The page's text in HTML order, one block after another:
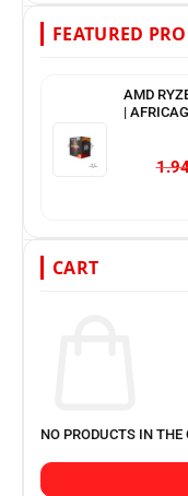
FEATURED
AMD
|
CART
NO PRODUCTS IN THE